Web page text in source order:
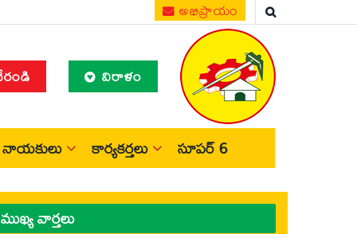
అభిప్రాయం
విరాళం
నాయకులు కార్యకర్తలు సూపర్ 6
ముఖ్య వార్తలు